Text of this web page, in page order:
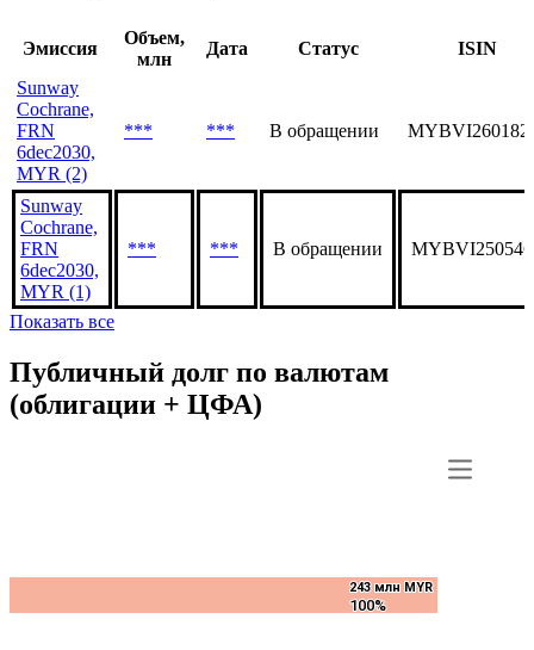
Эмиссия
Объем,
млн
Дата Статус
ISIN
Sunway
Cochrane,
FRN
6dec2030,
MYR (2)
*** *** В обращении
Sunway
Cochrane,
FRN
6dec2030,
MYR (1)
*** *** В обращении
Показать все
Публичный долг по валютам
(облигации + ЦФА)
243 млн MYR
100%
243 млн MYR
100%